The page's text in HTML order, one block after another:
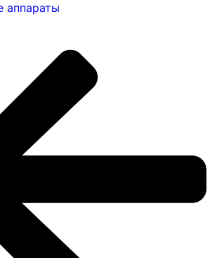
аппараты